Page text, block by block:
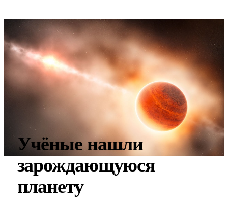
Учёные нашли
зарождающуюся
планету